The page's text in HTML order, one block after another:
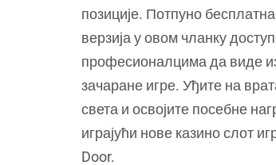
позиције. Потпуно
верзија у овом чланку
професионалцима да виде
зачаране игре. Уђите на
света и освојите посебне
играјући нове казино слот
Door.